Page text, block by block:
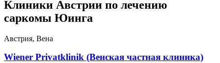
Клиники Австрии по лечению
саркомы Юинга
Австрия, Вена
Wiener Privatklinik (Венская частная клиника)